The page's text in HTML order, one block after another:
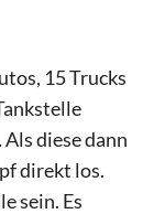
15 Trucks
diese dann
direkt los.
sein. Es